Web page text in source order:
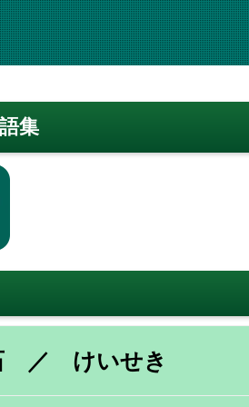
集
／ けいせき